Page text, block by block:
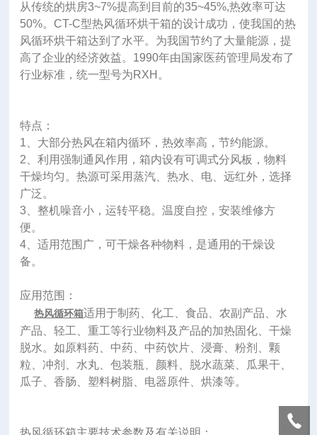
从传统的烘房3~7%提高到目前的35~45%,热效率可达
50%。CT-C型热风循环烘干箱的设计成功，使我国的热
风循环烘干箱达到了水平。为我国节约了大量能源，提
高了企业的经济效益。1990年由国家医药管理局发布了
行业标准，统一型号为RXH。
特点：
1、大部分热风在箱内循环，热效率高，节约能源。
2、利用强制通风作用，箱内设有可调式分风板，物料
干燥均匀。热源可采用蒸汽、热水、电、远红外，选择
广泛。
3、整机噪音小，运转平稳。温度自控，安装维修方
便。
4、适用范围广，可干燥各种物料，是通用的干燥设
备。
应用范围：
热风循环箱适用于制药、化工、食品、农副产品、水
产品、轻工、重工等行业物料及产品的加热固化、干燥
脱水。如原料药、中药、中药饮片、浸膏、粉剂、颗
粒、冲剂、水丸、包装瓶、颜料、脱水蔬菜、瓜果干、
瓜子、香肠、塑料树脂、电器原件、烘漆等。
热风循环箱主要技术参数及有关说明：